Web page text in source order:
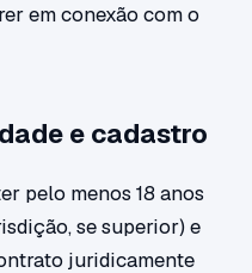
em conexão com o
e cadastro
pelo menos 18 anos
se superior) e
juridicamente